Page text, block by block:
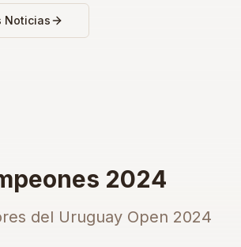
Noticias
2024
del Uruguay Open 2024